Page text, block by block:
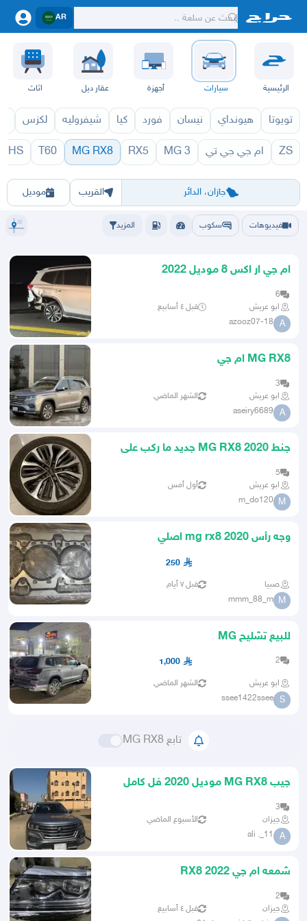
AR
الرئيسية سيارات أجهزة عقار ديل اثاث
تويوتا هيونداي نيسان فورد كيا شيفروليه لكزس
ZS ام جي جي تي MG 3
RX5
MG RX8
T60
HS
جازان، الدائر
الرياض مكه ينبع حفر الباطن تبوك القصيمحائل أبها الباحة
القريب موديل
MG RX8 1970
فيديوهات سكوب المزيد
ام جي ار اكس 8 موديل 2022
6
ابو عريش
قبل ٤ أسابيع
A
azooz07-18
MG RX8 ام جي
3
ابو عريش
الشهر الماضي
A
aseiry6689
جنط MG RX8 2020 جديد ما ركب على
5
ابو عريش
أول أمس
M
m_do120
وجه رأس mg rx8 2020 اصلي
250
صبيا قبل ٧ أيام
M
mmm_88_m
للبيع تشليح MG
2
1,000
ابو عريش الشهر الماضي
S
ssee1422ssee
تابع MG RX8
جيب MG RX8 موديل 2020 فل كامل
3
جيزان
الأسبوع الماضي
A
ali ._11
شمعه ام جي 2022 RX8
2
جيزان
قبل ٤ أسابيع